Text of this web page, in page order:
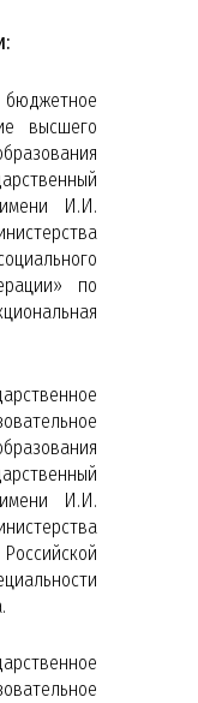
высшего
имени И.И.
по
имени И.И.